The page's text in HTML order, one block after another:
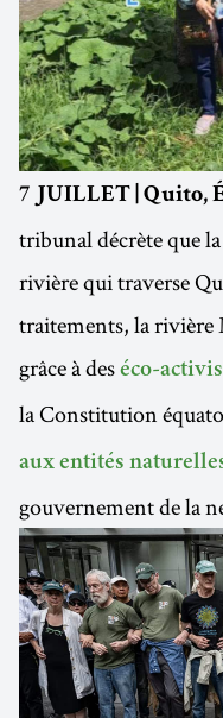
7 JUILLET | Quito,
tribunal décrète que
rivière qui traverse
traitements, la rivière
grâce à des éco-
la Constitution
aux entités
gouvernement de la